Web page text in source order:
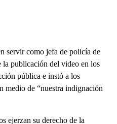
servir como jefa de policía de
publicación del video en los
pública e instó a los
medio de “nuestra indignación
ejerzan su derecho de la